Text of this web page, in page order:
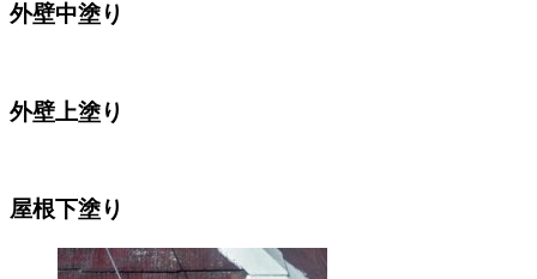
外壁中塗り
外壁上塗り
屋根下塗り